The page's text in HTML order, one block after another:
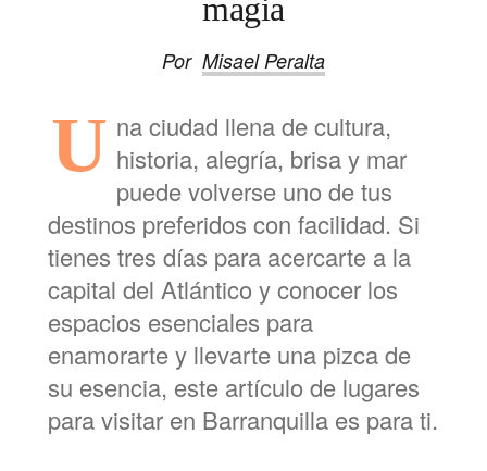
magia
Por Misael Peralta
U na ciudad llena de cultura,
historia, alegría, brisa y mar
puede volverse uno de tus
destinos preferidos con facilidad. Si
tienes tres días para acercarte a la
capital del Atlántico y conocer los
espacios esenciales para
enamorarte y llevarte una pizca de
su esencia, este artículo de lugares
para visitar en Barranquilla es para ti.